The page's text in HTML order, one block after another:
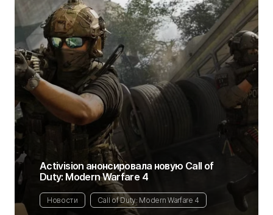
Activision анонсировала новую Call of
Duty: Modern Warfare 4
Новости Call of Duty: Modern Warfare 4